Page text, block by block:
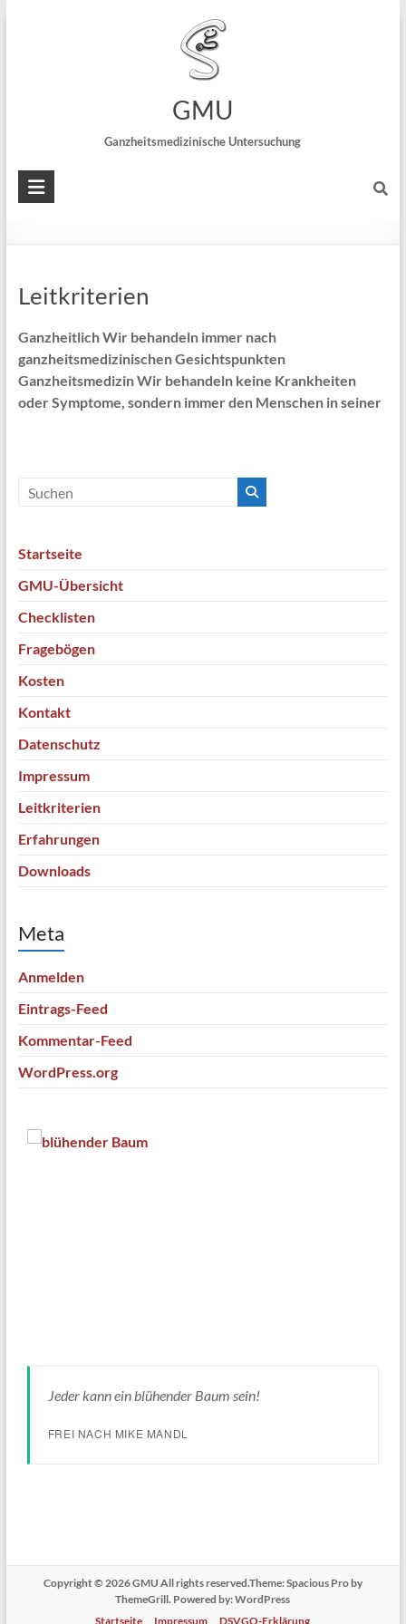
~ Speckweg 22 ~ 68305 Mannheim :::
Leistungen der Ganzheitsmedizin
GMU
Ganzheitsmedizinische Untersuchung
Fünf-Elemente
Leitkriterien
Ganzheitlich Wir behandeln immer nach
ganzheitsmedizinischen Gesichtspunkten
Ganzheitsmedizin Wir behandeln keine Krankheiten
oder Symptome, sondern immer den Menschen in seiner
Startseite
GMU-Übersicht
Checklisten
Fragebögen
Kosten
Kontakt
Datenschutz
Impressum
Leitkriterien
Erfahrungen
Downloads
Meta
Anmelden
Eintrags-Feed
Kommentar-Feed
WordPress.org
Jeder kann ein blühender Baum sein!
FREI NACH MIKE MANDL
Copyright © 2026GMU All rights reserved.Theme:Spacious Proby
ThemeGrill. Powered by:WordPress
Startseite
Impressum DSVGO-Erklärung